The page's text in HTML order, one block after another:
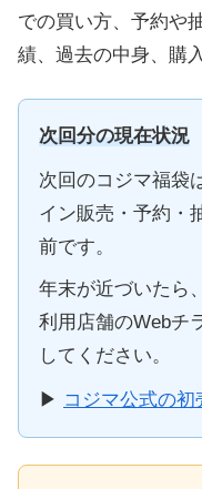
での買い方、予約や
績、過去の中身、購
次回分の現在状況
次回のコジマ福袋
イン販売・予約・
前です。
年末が近づいたら
利用店舗のWebチ
してください。
▶ コジマ公式の